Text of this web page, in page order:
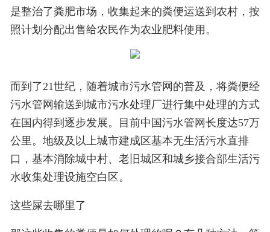
是整治了粪肥市场，收集起来的粪便运送到农村，按
照计划分配出售给农民作为农业肥料使用。
而到了21世纪，随着城市污水管网的普及，将粪便经
污水管网输送到城市污水处理厂进行集中处理的方式
在国内得到逐步发展。目前中国污水管网长度达57万
公里。地级及以上城市建成区基本无生活污水直排
口，基本消除城中村、老旧城区和城乡接合部生活污
水收集处理设施空白区。
这些屎去哪里了